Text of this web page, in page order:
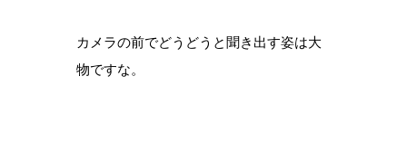
カメラの前でどうどうと聞き出す姿は大
物ですな。